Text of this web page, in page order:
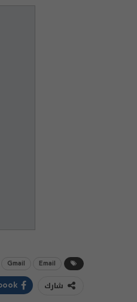
Email
Gmail
شارك